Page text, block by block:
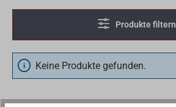
Produkte filtern
Keine Produkte gefunden.